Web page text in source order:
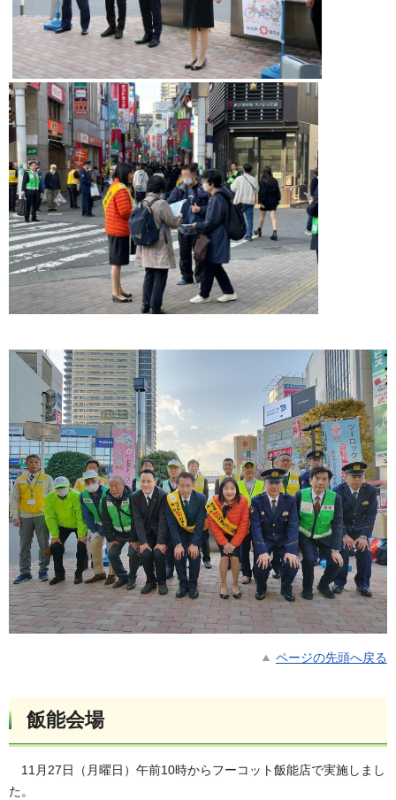
ページの先頭へ戻る
飯能会場
11月27日（月曜日）午前10時からフーコット飯能店で実施しまし
た。